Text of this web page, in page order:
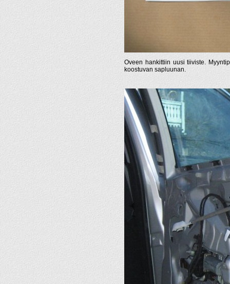
Oveen hankittiin uusi tiiviste.
koostuvan sapluunan.